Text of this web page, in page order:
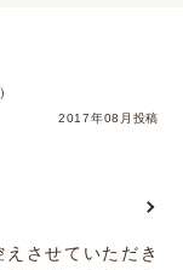
2017年08月投稿
させていただき